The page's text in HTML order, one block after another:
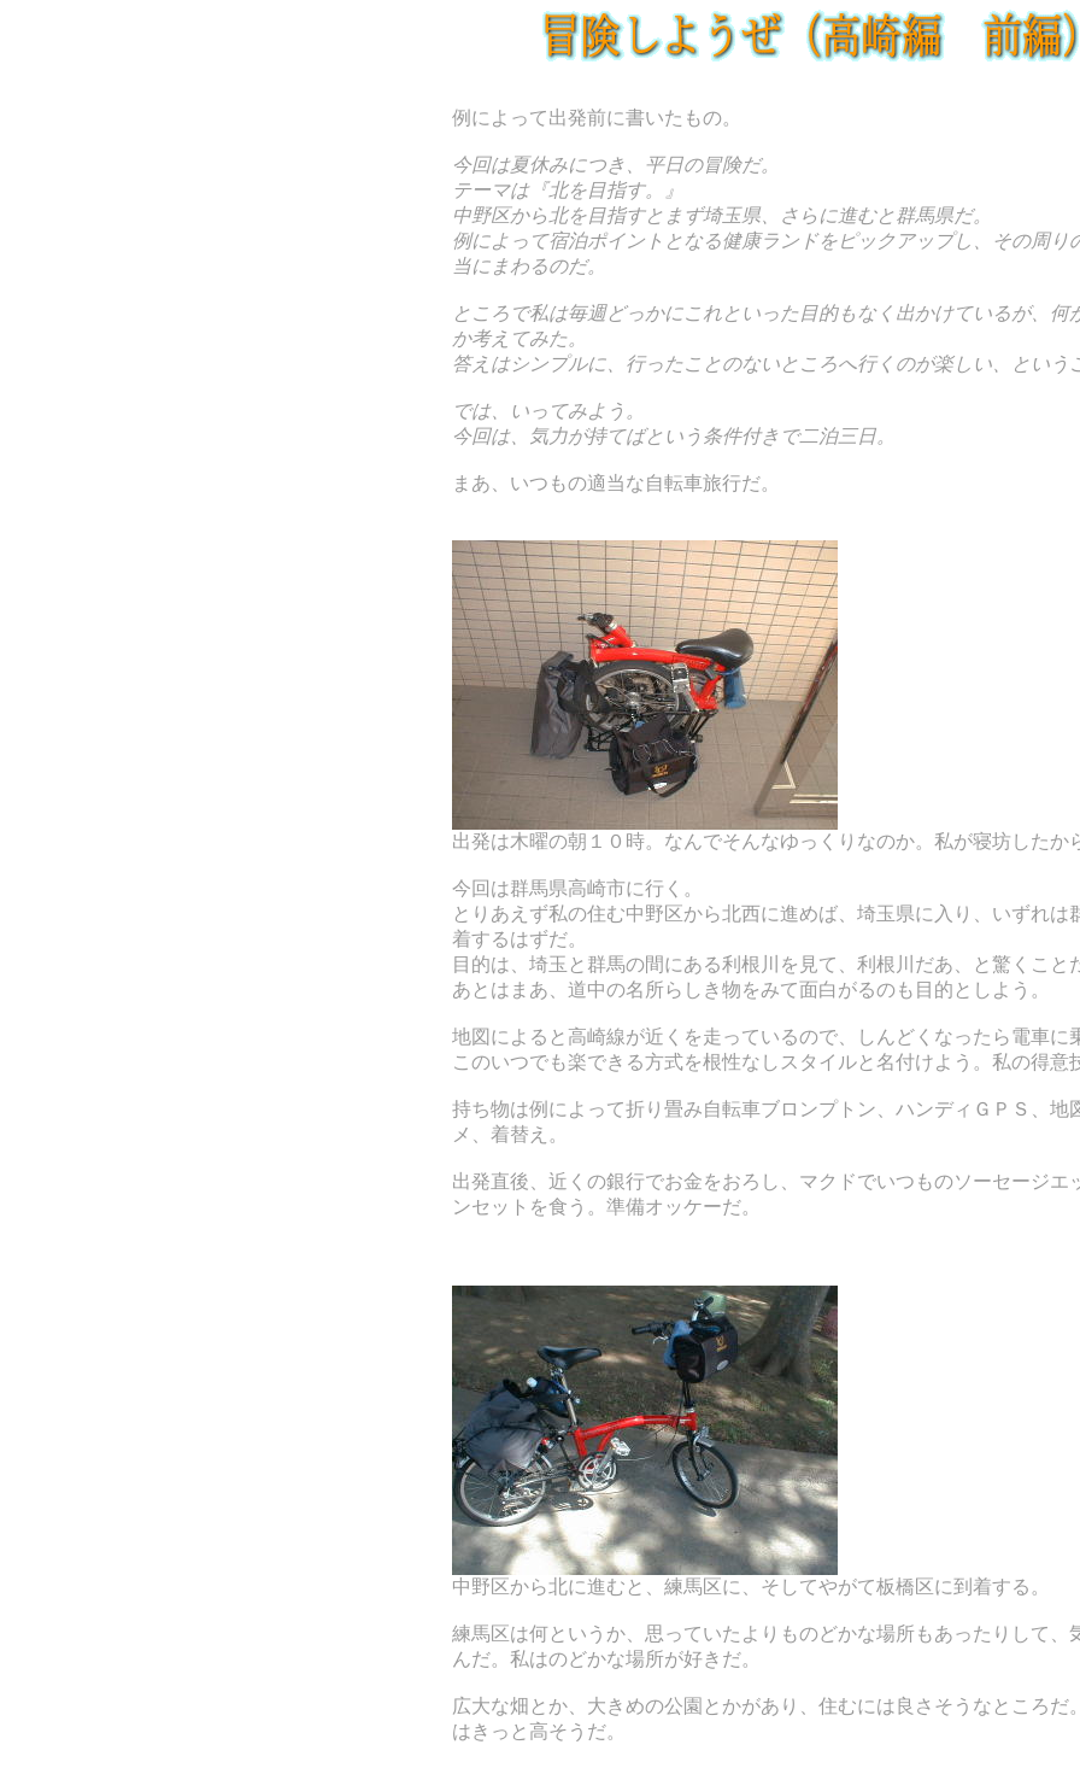
例によって出発前に書いたもの。
今回は夏休みにつき、平日の冒険だ。
テーマは『北を目指す。』
中野区から北を目指すとまず埼玉県、さらに進むと群馬県だ。
例によって宿泊ポイントとなる健康ランドをピックアップし、その周り
当にまわるのだ。
ところで私は毎週どっかにこれといった目的もなく出かけているが、何
か考えてみた。
答えはシンプルに、行ったことのないところへ行くのが楽しい、という
では、いってみよう。
今回は、気力が持てばという条件付きで二泊三日。
まあ、いつもの適当な自転車旅行だ。
出発は木曜の朝１０時。なんでそんなゆっくりなのか。私が寝坊したか
今回は群馬県高崎市に行く。
とりあえず私の住む中野区から北西に進めば、埼玉県に入り、いずれは
着するはずだ。
目的は、埼玉と群馬の間にある利根川を見て、利根川だあ、と驚くこと
あとはまあ、道中の名所らしき物をみて面白がるのも目的としよう。
地図によると高崎線が近くを走っているので、しんどくなったら電車に
このいつでも楽できる方式を根性なしスタイルと名付けよう。私の得意
持ち物は例によって折り畳み自転車ブロンプトン、ハンディＧＰＳ、地
メ、着替え。
出発直後、近くの銀行でお金をおろし、マクドでいつものソーセージエ
ンセットを食う。準備オッケーだ。
中野区から北に進むと、練馬区に、そしてやがて板橋区に到着する。
練馬区は何というか、思っていたよりものどかな場所もあったりして、
んだ。私はのどかな場所が好きだ。
広大な畑とか、大きめの公園とかがあり、住むには良さそうなところだ
はきっと高そうだ。